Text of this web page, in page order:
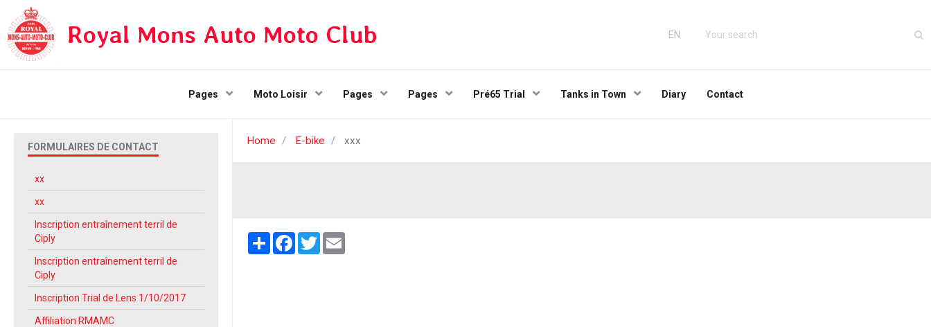
Royal Mons Auto Moto Club EN
Pages Moto Loisir Pages Pages Pré65 Trial Tanks in Town Diary Contact
Home E-bike xxx
PartagerFacebook
Twitter
FORMULAIRES DE CONTACT
xx
xx
Inscription entraînement terril de
Ciply
Inscription entraînement terril de
Ciply
Inscription Trial de Lens 1/10/2017
Affiliation RMAMC